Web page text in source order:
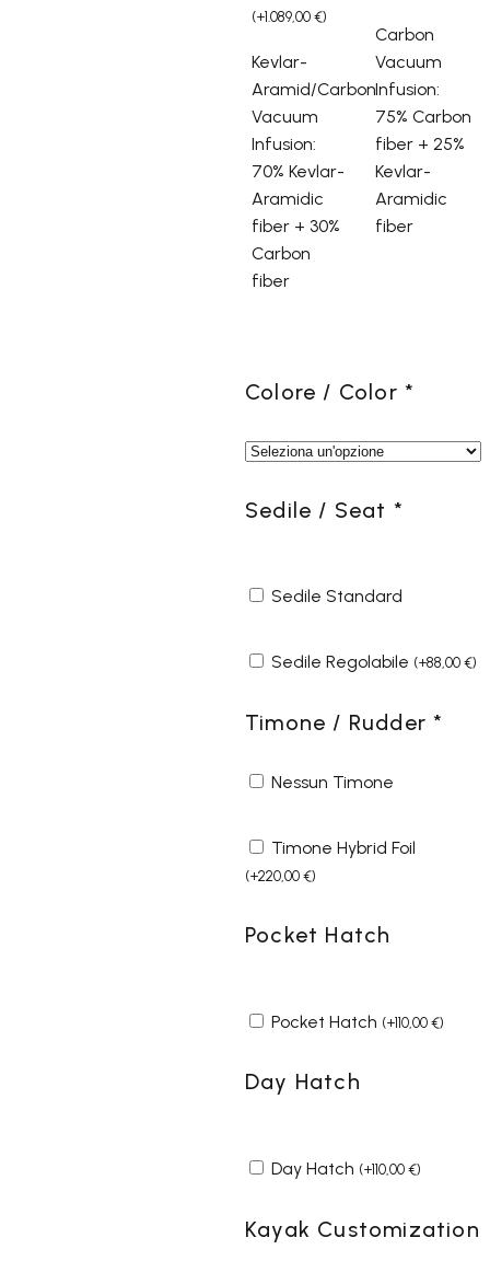
(+1.089,00€)
Kevlar-
Aramid/Carbon
Vacuum
Infusion:
70% Kevlar-
Aramidic
fiber + 30%
Carbon
fiber
Carbon
Vacuum
Infusion:
75% Carbon
fiber + 25%
Kevlar-
Aramidic
fiber
Colore / Color *
Sedile / Seat *
Sedile Standard
Sedile Regolabile (+88,00€)
Timone / Rudder *
Nessun Timone
Timone Hybrid Foil
(+220,00€)
Pocket Hatch
Pocket Hatch (+110,00€)
Day Hatch
Day Hatch (+110,00€)
Kayak Customization